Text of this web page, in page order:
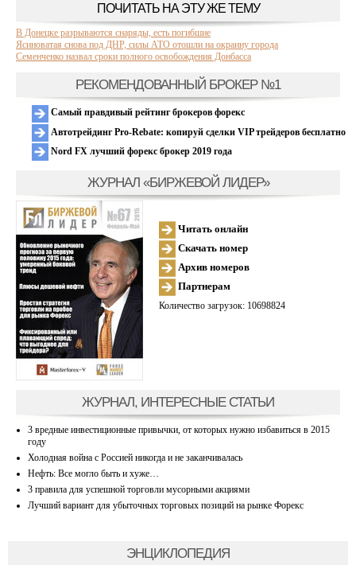
ПОЧИТАТЬ НА ЭТУ ЖЕ ТЕМУ
В Донецке разрываются снаряды, есть погибшие
Ясиноватая снова под ДНР, силы АТО отошли на окраину города
Семенченко назвал сроки полного освобождения Донбасса
РЕКОМЕНДОВАННЫЙ БРОКЕР №1
Самый правдивый рейтинг брокеров форекс
Автотрейдинг Pro-Rebate: копируй сделки VIP трейдеров бесплатно
Nord FX лучший форекс брокер 2019 года
ЖУРНАЛ «БИРЖЕВОЙ ЛИДЕР»
Читать онлайн
Скачать номер
Архив номеров
Партнерам
Количество загрузок: 10698824
ЖУРНАЛ, ИНТЕРЕСНЫЕ СТАТЬИ
3 вредные инвестиционные привычки, от которых нужно избавиться в 2015
году
Холодная война с Россией никогда и не заканчивалась
Нефть: Все могло быть и хуже…
3 правила для успешной торговли мусорными акциями
Лучший вариант для убыточных торговых позиций на рынке Форекс
ЭНЦИКЛОПЕДИЯ